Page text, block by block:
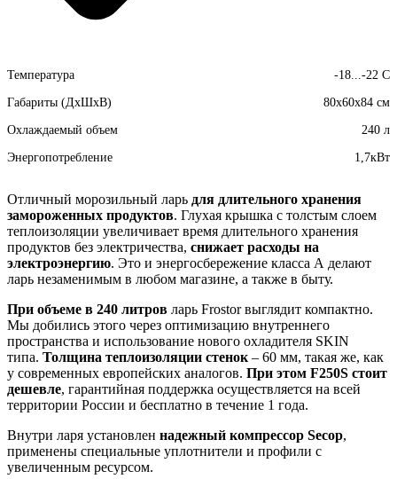
Температура -18...-22 С
Габариты (ДхШхВ) 80х60х84 см
Охлаждаемый объем 240 л
Энергопотребление 1,7кВт
Отличный морозильный ларь для длительного хранения
замороженных продуктов. Глухая крышка с толстым слоем
теплоизоляции увеличивает время длительного хранения
продуктов без электричества, снижает расходы на
электроэнергию. Это и энергосбережение класса А делают
ларь незаменимым в любом магазине, а также в быту.
При объеме в 240 литров ларь Frostor выглядит компактно.
Мы добились этого через оптимизацию внутреннего
пространства и использование нового охладителя SKIN
типа. Толщина теплоизоляции стенок– 60 мм, такая же, как
у современных европейских аналогов. При этом F250S стоит
дешевле, гарантийная поддержка осуществляется на всей
территории России и бесплатно в течение 1 года.
Внутри ларя установлен надежный компрессор Secop,
применены специальные уплотнители и профили с
увеличенным ресурсом.